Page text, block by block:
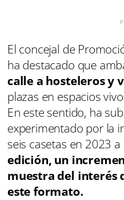
El concejal de
ha destacado que
calle a hosteleros y
plazas en espacios
En este sentido, ha
experimentado por la
seis casetas en 2023 a
edición, un
muestra del interés
este formato.